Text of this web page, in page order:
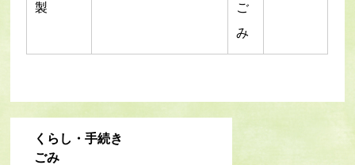
製
ご
み
くらし・手続き
ごみ